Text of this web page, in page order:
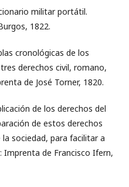
militar portátil.
1822.
cronológicas de los
derechos civil, romano,
de José Torner, 1820.
de los derechos del
de estos derechos
sociedad, para facilitar a
Imprenta de Francisco Ifern,